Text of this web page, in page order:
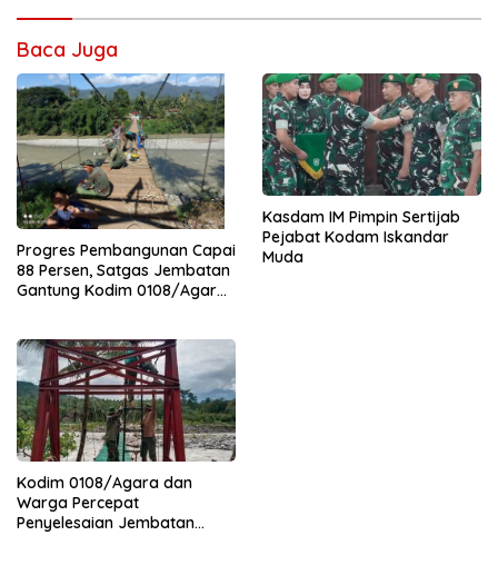
Baca Juga
Progres Pembangunan Capai
88 Persen, Satgas Jembatan
Gantung Kodim 0108/Agara
Kasdam IM Pimpin Sertijab
Pejabat Kodam Iskandar
Muda
Kodim 0108/Agara dan
Warga Percepat
Penyelesaian Jembatan